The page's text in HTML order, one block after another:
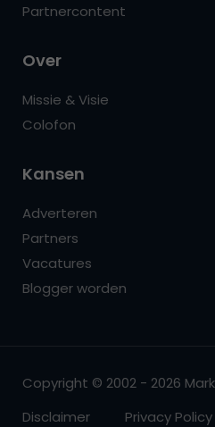
Partnercontent
Over
Missie & Visie
Colofon
Kansen
Adverteren
Partners
Vacatures
Blogger worden
Copyright © 2002 - 2026
Disclaimer
Privacy Policy